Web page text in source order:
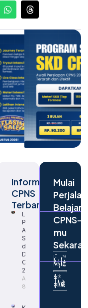
Informasi
CPNS
Terbaru
Langkah
Penting
Agar
Sukses
dalam
Daftar
CPNS
2026
August
8, 2026
Mulai
Belajar
CPNS-
mu